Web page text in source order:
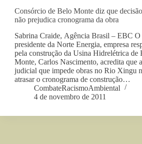
Consórcio de Belo Monte diz que
não prejudica cronograma da obra
Sabrina Craide, Agência Brasil – EBC
presidente da Norte Energia, empresa
pela construção da Usina Hidrelétrica de
Monte, Carlos Nascimento, acredita que
judicial que impede obras no Rio Xingu
atrasar o cronograma de construção…
CombateRacismoAmbiental
4 de novembro de 2011